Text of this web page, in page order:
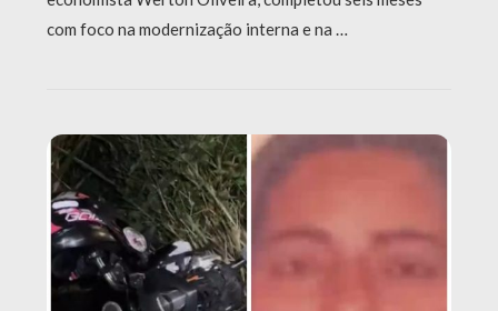
com foco na modernização interna e na …